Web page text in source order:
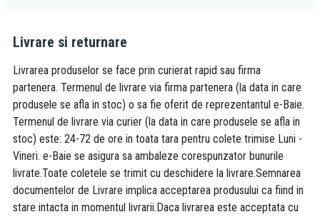
Livrare si returnare
Livrarea produselor se face prin curierat rapid sau firma
partenera. Termenul de livrare via firma partenera (la data in care
produsele se afla in stoc) o sa fie oferit de reprezentantul e-Baie.
Termenul de livrare via curier (la data in care produsele se afla in
stoc) este: 24-72 de ore in toata tara pentru colete trimise Luni -
Vineri. e-Baie se asigura sa ambaleze corespunzator bunurile
livrate.Toate coletele se trimit cu deschidere la livrare.Semnarea
documentelor de Livrare implica acceptarea produsului ca fiind in
stare intacta in momentul livrarii.Daca livrarea este acceptata cu